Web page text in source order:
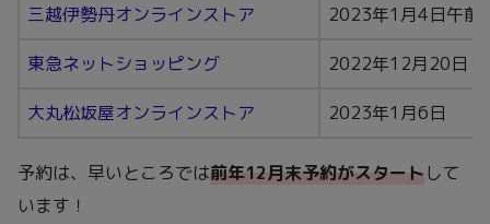
三越伊勢丹オンラインストア 2023年1月4日午前
東急ネットショッピング 2022年12月20日
大丸松坂屋オンラインストア 2023年1月6日
予約は、早いところでは前年12月末予約がスタートして
います！